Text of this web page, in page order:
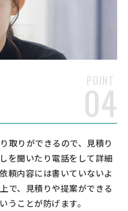
POINT
04
取りができるので、見積り
を聞いたり電話をして詳細
頼内容には書いていないよ
で、見積りや提案ができる
うことが防げます。
作(Tシャツ、パーカー、
ど）
レルOEM
東京都
加工 プリント [品目] パンツ シ
バッグ [素材] [依頼・相談したい
るところを探しています。 ・品
30000～50000個】金
資料請求